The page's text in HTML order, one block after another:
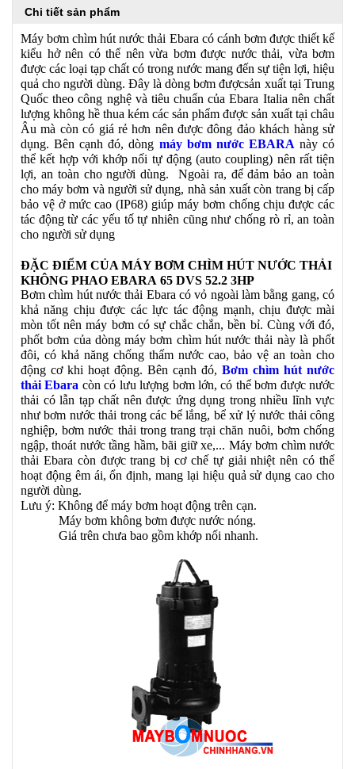
Chi tiết sản phẩm
Máy bơm chìm hút nước thải Ebara có cánh bơm được thiết kế
kiểu hở nên có thể nên vừa bơm được nước thải, vừa bơm
được các loại tạp chất có trong nước mang đến sự tiện lợi, hiệu
quả cho người dùng. Đây là dòng bơm đượcsản xuất tại Trung
Quốc theo công nghệ và tiêu chuẩn của Ebara Italia nên chất
lượng không hề thua kém các sản phẩm được sản xuất tại châu
Âu mà còn có giá rẻ hơn nên được đông đảo khách hàng sử
dụng. Bên cạnh đó, dòng máy bơm nước EBARA này có
thể kết hợp với khớp nối tự động (auto coupling) nên rất tiện
lợi, an toàn cho người dùng. Ngoài ra, để đảm bảo an toàn
cho máy bơm và người sử dụng, nhà sản xuất còn trang bị cấp
bảo vệ ở mức cao (IP68) giúp máy bơm chống chịu được các
tác động từ các yếu tố tự nhiên cũng như chống rò rỉ, an toàn
cho người sử dụng
ĐẶC ĐIỂM CỦA MÁY BƠM CHÌM HÚT NƯỚC THẢI
KHÔNG PHAO EBARA 65 DVS 52.2 3HP
Bơm chìm hút nước thải Ebara có vỏ ngoài làm bằng gang, có
khả năng chịu được các lực tác động mạnh, chịu được mài
mòn tốt nên máy bơm có sự chắc chắn, bền bỉ. Cùng với đó,
phốt bơm của dòng máy bơm chìm hút nước thải này là phốt
đôi, có khả năng chống thấm nước cao, bảo vệ an toàn cho
động cơ khi hoạt động. Bên cạnh đó, Bơm chìm hút nước
thải Ebara còn có lưu lượng bơm lớn, có thể bơm được nước
thải có lẫn tạp chất nên được ứng dụng trong nhiều lĩnh vực
như bơm nước thải trong các bể lắng, bể xử lý nước thải công
nghiệp, bơm nước thải trong trang trại chăn nuôi, bơm chống
ngập, thoát nước tầng hầm, bãi giữ xe,... Máy bơm chìm nước
thải Ebara còn được trang bị cơ chế tự giải nhiệt nên có thể
hoạt động êm ái, ổn định, mang lại hiệu quả sử dụng cao cho
người dùng.
Lưu ý: Không để máy bơm hoạt động trên cạn.
Máy bơm không bơm được nước nóng.
Giá trên chưa bao gồm khớp nối nhanh.